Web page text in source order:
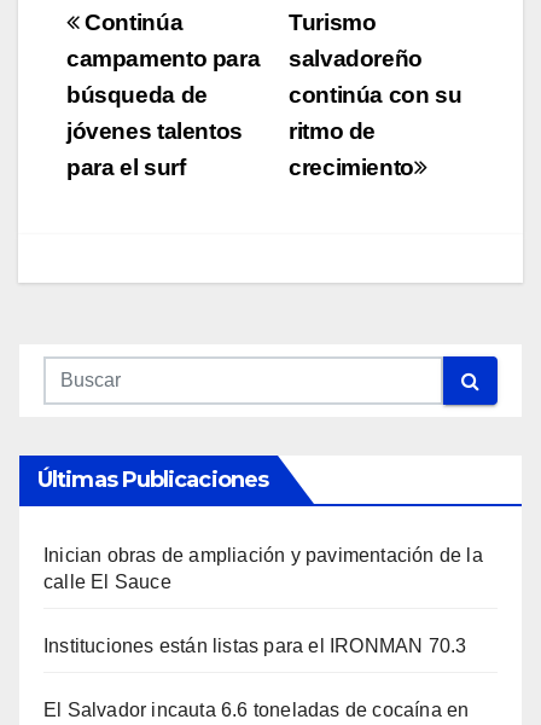
Navegación
de
entradas
Turismo
salvadoreño
continúa con su
ritmo de
crecimiento
Continúa
campamento para
búsqueda de
jóvenes talentos
para el surf
Últimas Publicaciones
Inician obras de ampliación y pavimentación de la
calle El Sauce
Instituciones están listas para el IRONMAN 70.3
El Salvador incauta 6.6 toneladas de cocaína en